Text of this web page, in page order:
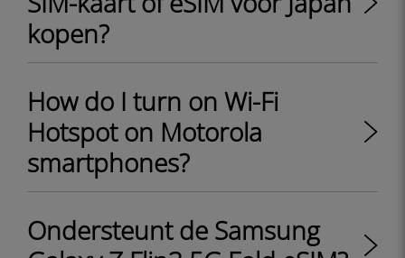
kopen?
How do I turn on Wi-Fi
Hotspot on Motorola
smartphones?
Ondersteunt de Samsung